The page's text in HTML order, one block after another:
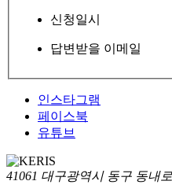
신청일시
답변받을 이메일
인스타그램
페이스북
유튜브
41061 대구광역시 동구 동내